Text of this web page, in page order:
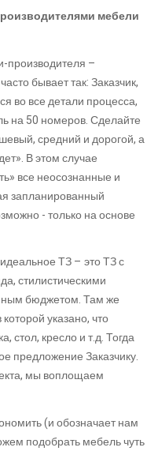
мебели
производителя –
бывает так: Заказчик,
во все детали процесса,
на 50 номеров. Сделайте
средний и дорогой, а
В этом случае
все неосознанные и
запланированный
- только на основе
ТЗ – это ТЗ с
стилистическими
бюджетом. Там же
указано, что
стол, кресло и т.д. Тогда
предложение Заказчику.
мы воплощаем
(и обозначает нам
подобрать мебель чуть